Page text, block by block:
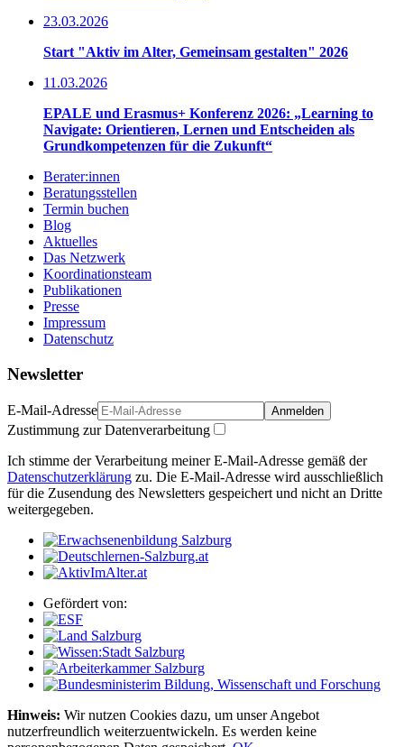
23.03.2026
Start "Aktiv im Alter, Gemeinsam gestalten" 2026
11.03.2026
EPALE und Erasmus+ Konferenz 2026: „Learning to
Navigate: Orientieren, Lernen und Entscheiden als
Grundkompetenzen für die Zukunft“
Berater:innen
Beratungsstellen
Termin buchen
Blog
Aktuelles
Das Netzwerk
Koordinationsteam
Publikationen
Presse
Impressum
Datenschutz
Newsletter
E-Mail-Adresse Anmelden
Zustimmung zur Datenverarbeitung
Ich stimme der Verarbeitung meiner E-Mail-Adresse gemäß der
Datenschutzerklärung zu. Die E-Mail-Adresse wird ausschließlich
für die Zusendung des Newsletters gespeichert und nicht an Dritte
weitergegeben.
Gefördert von:
Hinweis: Wir nutzen Cookies dazu, um unser Angebot
nutzerfreundlich weiterzuentwickeln. Es werden keine